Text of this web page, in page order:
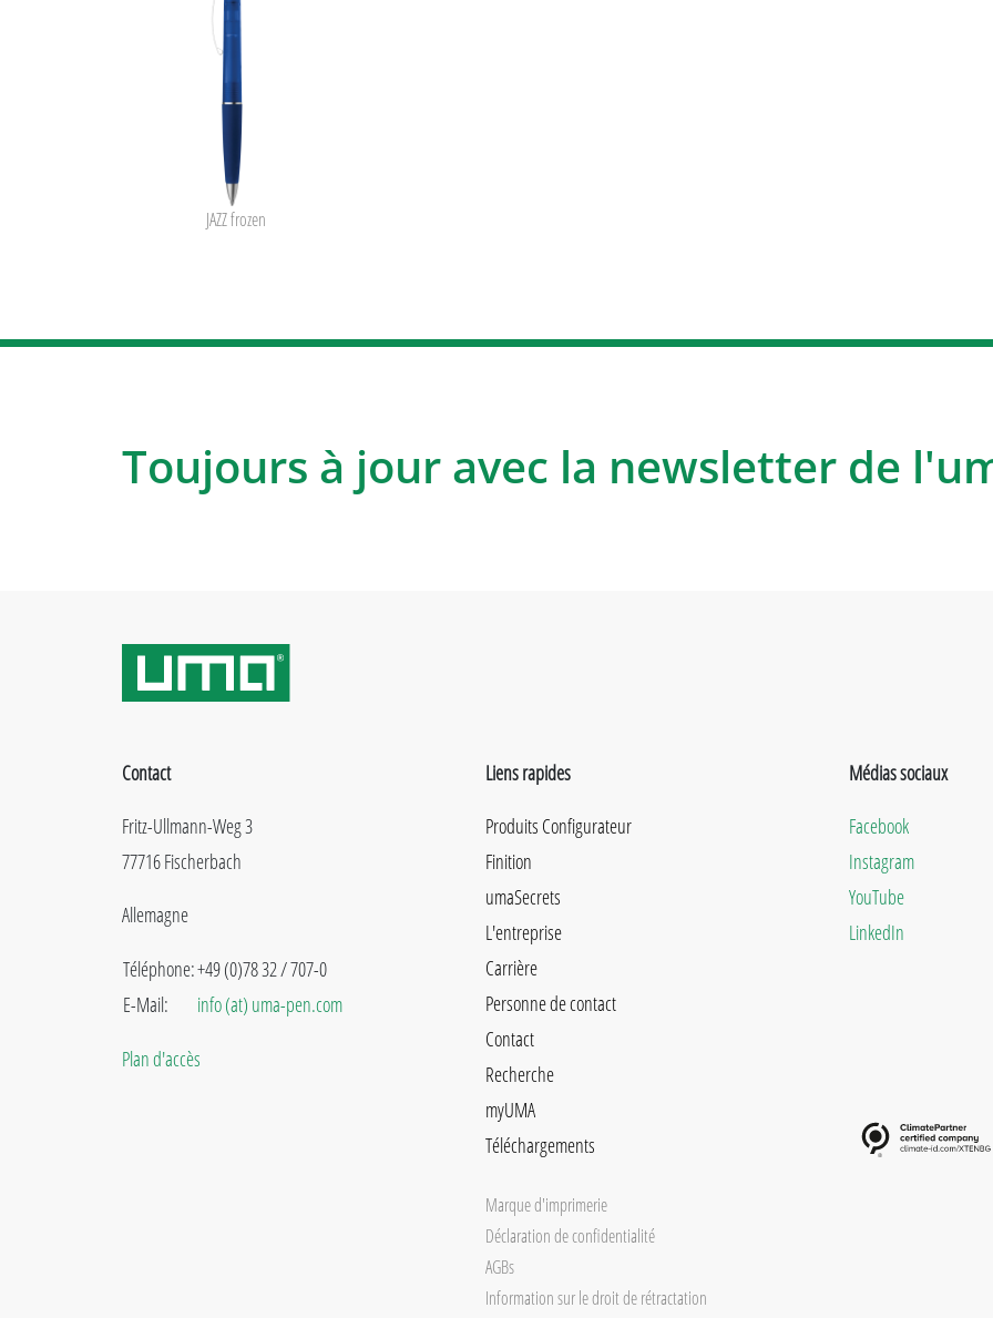
JAZZ frozen
Toujours à jour avec la newsletter de
Contact
Fritz-Ullmann-Weg 3
77716 Fischerbach
Allemagne
Téléphone:
E-Mail:
+49 (0)78 32 / 707-0
info (at) uma-pen.com
Plan d'accès
Liens rapides
Produits Configurateur
Finition
umaSecrets
L'entreprise
Carrière
Personne de contact
Contact
Recherche
myUMA
Téléchargements
Marque d'imprimerie
Déclaration de confidentialité
AGBs
Information sur le droit de rétractation
Médias sociaux
Facebook
Instagram
YouTube
LinkedIn